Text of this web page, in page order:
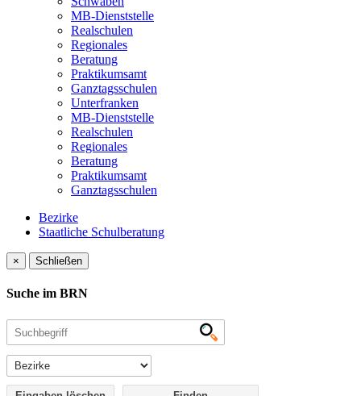
MB-Dienststelle
Realschulen
Regionales
Beratung
Praktikumsamt
Ganztagsschulen
Unterfranken
MB-Dienststelle
Realschulen
Regionales
Beratung
Praktikumsamt
Ganztagsschulen
Bezirke
Staatliche Schulberatung
× Schließen
Suche im BRN